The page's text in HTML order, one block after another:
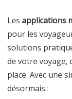
Les applications
pour les
solutions
de votre voyage,
place. Avec une
désormais :